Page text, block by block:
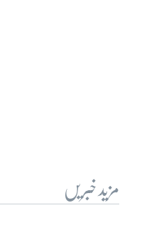
مزید خبریں